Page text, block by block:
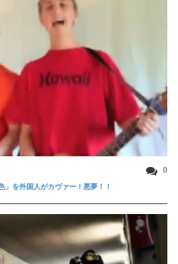
0
」を外国人がカヴァー！悪夢！！